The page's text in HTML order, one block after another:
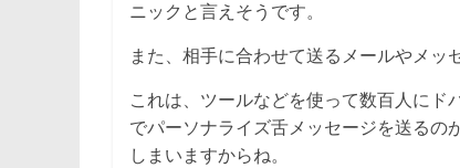
ニックと言えそうです。
また、相手に合わせて送るメールやメッ
これは、ツールなどを使って数百人にド
でパーソナライズ舌メッセージを送るの
しまいますからね。